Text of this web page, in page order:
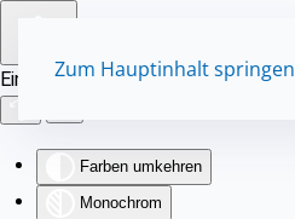
Eingabehilfen öffnen
Farben umkehren
Monochrom
Zum Hauptinhalt springen